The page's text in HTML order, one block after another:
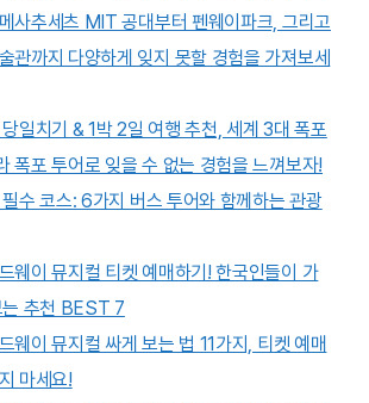
사추세츠 MIT 공대부터 펜웨이파크, 그리고
관까지 다양하게 잊지 못할 경험을 가져보세
일치기 & 1박 2일 여행 추천, 세계 3대 폭포
폭포 투어로 잊을 수 없는 경험을 느껴보자!
수 코스: 6가지 버스 투어와 함께하는 관광
웨이 뮤지컬 티켓 예매하기! 한국인들이 가
는 추천 BEST 7
웨이 뮤지컬 싸게 보는 법 11가지, 티켓 예매
마세요!